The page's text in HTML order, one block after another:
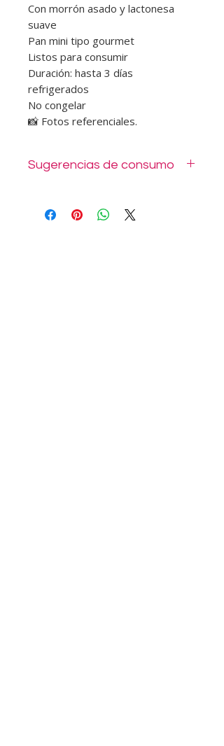
Con morrón asado y lactonesa
suave
Pan mini tipo gourmet
Listos para consumir
Duración: hasta 3 días
refrigerados
No congelar
📸 Fotos referenciales.
Sugerencias de consumo
elaborados con ingredientes frescos
y de calidad gourmet. Perfectos para